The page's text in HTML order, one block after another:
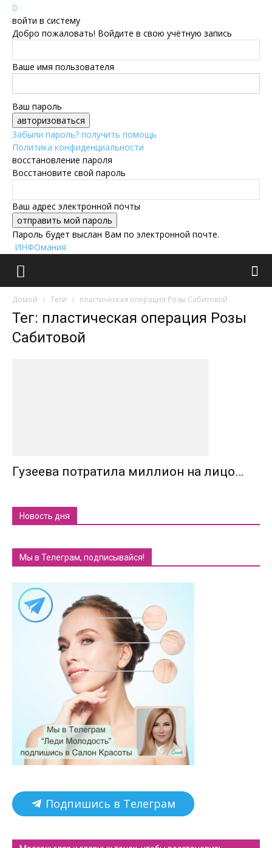
войти в систему
Добро пожаловать! Войдите в свою учётную запись
Ваше имя пользователя
Ваш пароль
Забыли пароль? получить помощь
Политика конфиденциальности
восстановление пароля
Восстановите свой пароль
Ваш адрес электронной почты
Пароль будет выслан Вам по электронной почте.
ИНФОмания
Домой Теги пластическая операция Розы Сабитовой
Тег: пластическая операция Розы
Сабитовой
Гузеева потратила миллион на лицо…
Новость дня
Мы в Телеграм, подписывайся!
Подпишись в Телеграм